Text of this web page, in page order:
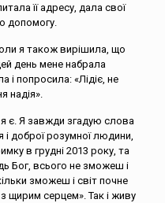
її адресу, дала свої
допомогу.
я також вирішила, що
день мене набрала
і попросила: «Лідіє, не
надія».
є. Я завжди згадую слова
доброї розумної людини,
в грудні 2013 року, та
Бог, всього не зможеш і
зможеш і світ почне
щирим серцем». Так і живу